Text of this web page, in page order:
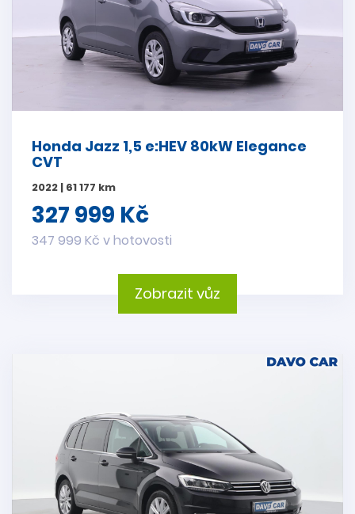
Honda Jazz 1,5 e:HEV 80kW Elegance
CVT
2022 | 61 177 km
327 999 Kč
347 999 Kč v hotovosti
Zobrazit vůz